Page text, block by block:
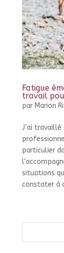
Fatigue
travail
par Marion
J’ai travaillé
particulier
situations
constater à